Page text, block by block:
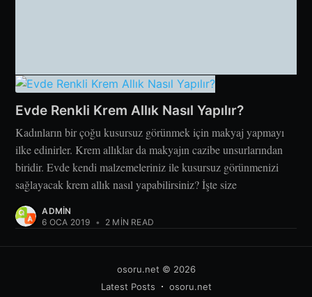
Evde Renkli Krem Allık Nasıl Yapılır?
Kadınların bir çoğu kusursuz görünmek için makyaj yapmayı
ilke edinirler. Krem allıklar da makyajın cazibe unsurlarından
biridir. Evde kendi malzemeleriniz ile kusursuz görünmenizi
sağlayacak krem allık nasıl yapabilirsiniz? İşte size
ADMIN
6 OCA 2019 • 2 MIN READ
osoru.net © 2026
Latest Posts
osoru.net